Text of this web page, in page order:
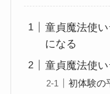
童貞魔法使
になる
童貞魔法使
初体験の